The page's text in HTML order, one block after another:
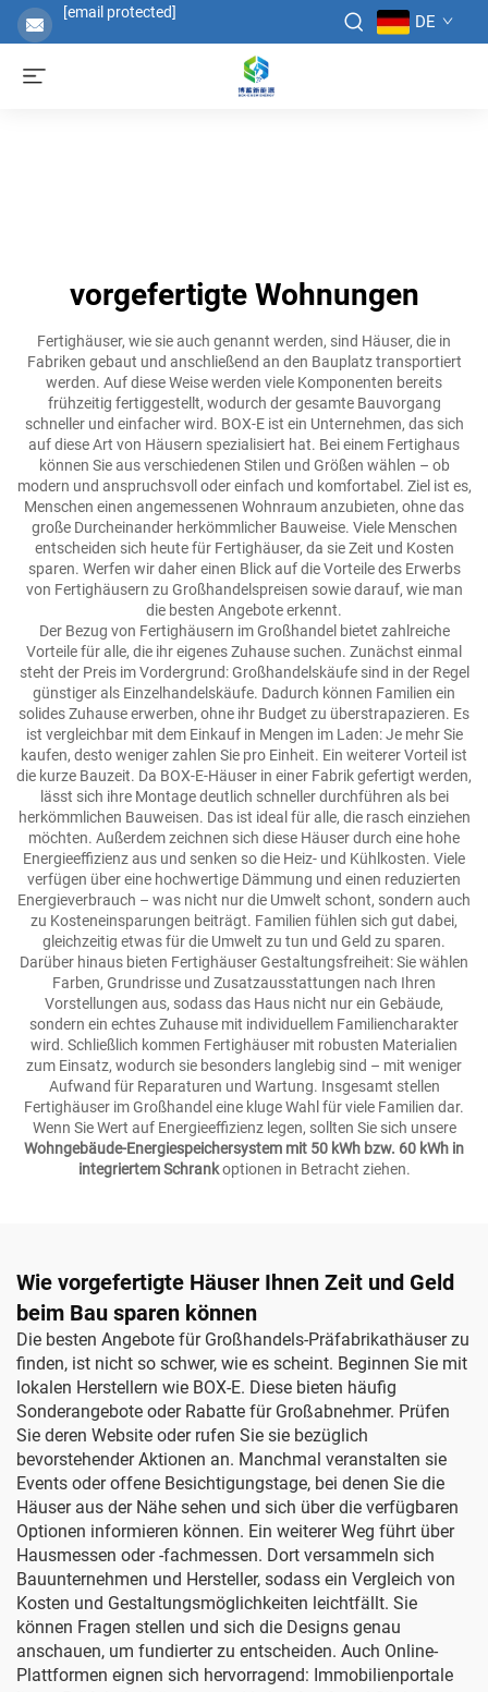
[email protected] DE
vorgefertigte Wohnungen
Fertighäuser, wie sie auch genannt werden, sind Häuser, die in
Fabriken gebaut und anschließend an den Bauplatz transportiert
werden. Auf diese Weise werden viele Komponenten bereits
frühzeitig fertiggestellt, wodurch der gesamte Bauvorgang
schneller und einfacher wird. BOX-E ist ein Unternehmen, das sich
auf diese Art von Häusern spezialisiert hat. Bei einem Fertighaus
können Sie aus verschiedenen Stilen und Größen wählen – ob
modern und anspruchsvoll oder einfach und komfortabel. Ziel ist es,
Menschen einen angemessenen Wohnraum anzubieten, ohne das
große Durcheinander herkömmlicher Bauweise. Viele Menschen
entscheiden sich heute für Fertighäuser, da sie Zeit und Kosten
sparen. Werfen wir daher einen Blick auf die Vorteile des Erwerbs
von Fertighäusern zu Großhandelspreisen sowie darauf, wie man
die besten Angebote erkennt.
Der Bezug von Fertighäusern im Großhandel bietet zahlreiche
Vorteile für alle, die ihr eigenes Zuhause suchen. Zunächst einmal
steht der Preis im Vordergrund: Großhandelskäufe sind in der Regel
günstiger als Einzelhandelskäufe. Dadurch können Familien ein
solides Zuhause erwerben, ohne ihr Budget zu überstrapazieren. Es
ist vergleichbar mit dem Einkauf in Mengen im Laden: Je mehr Sie
kaufen, desto weniger zahlen Sie pro Einheit. Ein weiterer Vorteil ist
die kurze Bauzeit. Da BOX-E-Häuser in einer Fabrik gefertigt werden,
lässt sich ihre Montage deutlich schneller durchführen als bei
herkömmlichen Bauweisen. Das ist ideal für alle, die rasch einziehen
möchten. Außerdem zeichnen sich diese Häuser durch eine hohe
Energieeffizienz aus und senken so die Heiz- und Kühlkosten. Viele
verfügen über eine hochwertige Dämmung und einen reduzierten
Energieverbrauch – was nicht nur die Umwelt schont, sondern auch
zu Kosteneinsparungen beiträgt. Familien fühlen sich gut dabei,
gleichzeitig etwas für die Umwelt zu tun und Geld zu sparen.
Darüber hinaus bieten Fertighäuser Gestaltungsfreiheit: Sie wählen
Farben, Grundrisse und Zusatzausstattungen nach Ihren
Vorstellungen aus, sodass das Haus nicht nur ein Gebäude,
sondern ein echtes Zuhause mit individuellem Familiencharakter
wird. Schließlich kommen Fertighäuser mit robusten Materialien
zum Einsatz, wodurch sie besonders langlebig sind – mit weniger
Aufwand für Reparaturen und Wartung. Insgesamt stellen
Fertighäuser im Großhandel eine kluge Wahl für viele Familien dar.
Wenn Sie Wert auf Energieeffizienz legen, sollten Sie sich unsere
Wohngebäude-Energiespeichersystem mit 50 kWh bzw. 60 kWh in
integriertem Schrankoptionen in Betracht ziehen.
Wie vorgefertigte Häuser Ihnen Zeit und Geld
beim Bau sparen können
Die besten Angebote für Großhandels-Präfabrikathäuser zu
finden, ist nicht so schwer, wie es scheint. Beginnen Sie mit
lokalen Herstellern wie BOX-E. Diese bieten häufig
Sonderangebote oder Rabatte für Großabnehmer. Prüfen
Sie deren Website oder rufen Sie sie bezüglich
bevorstehender Aktionen an. Manchmal veranstalten sie
Events oder offene Besichtigungstage, bei denen Sie die
Häuser aus der Nähe sehen und sich über die verfügbaren
Optionen informieren können. Ein weiterer Weg führt über
Hausmessen oder -fachmessen. Dort versammeln sich
Bauunternehmen und Hersteller, sodass ein Vergleich von
Kosten und Gestaltungsmöglichkeiten leichtfällt. Sie
können Fragen stellen und sich die Designs genau
anschauen, um fundierter zu entscheiden. Auch Online-
Plattformen eignen sich hervorragend: Immobilienportale